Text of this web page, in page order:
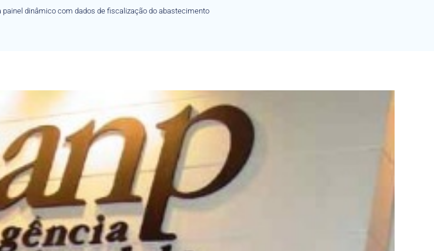
painel dinâmico com dados de fiscalização do abastecimento